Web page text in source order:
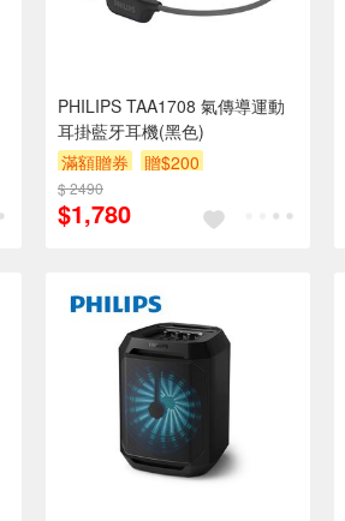
PHILIPS TAA1708 氣傳導運動
耳掛藍牙耳機(黑色)
滿額贈券
贈$200
$ 2490
$1,780